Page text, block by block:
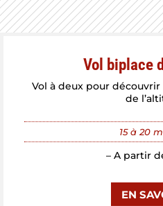
Vol biplace
Vol à deux pour
de
15 à 20
– A partir
EN